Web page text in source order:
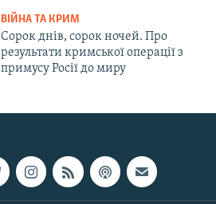
ВІЙНА ТА КРИМ
Сорок днів, сорок ночей. Про
результати кримської операції з
примусу Росії до миру